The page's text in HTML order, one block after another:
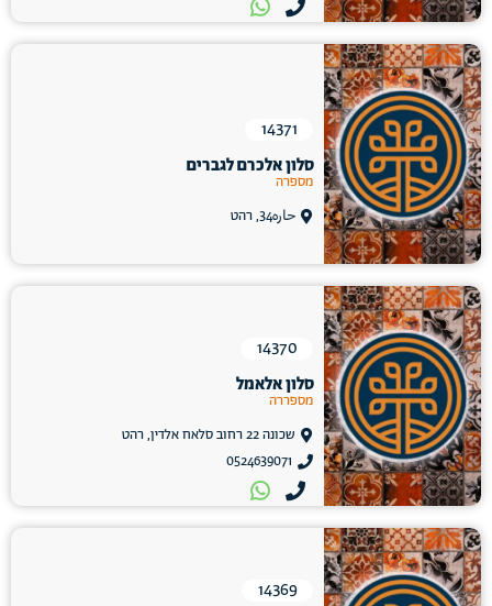
14371
סלון אלכרם לגברים
מספרה
حاره34, רהט
14370
סלון אלאמל
מספררה
שכונה 22 רחוב סלאח אלדין, רהט
0524639071
14369